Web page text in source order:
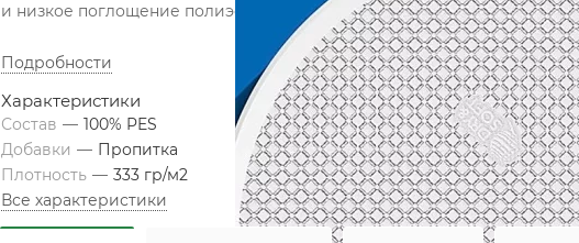
и низкое поглощение полиэстера.
Подробности
Характеристики
Состав — 100% PES
Добавки — Пропитка
Плотность — 333 гр/м2
Все характеристики
Не